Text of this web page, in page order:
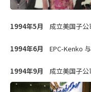
1994年5月 成立美国子
1994年6月 EPC-Kenko
1994年9月 成立美国子